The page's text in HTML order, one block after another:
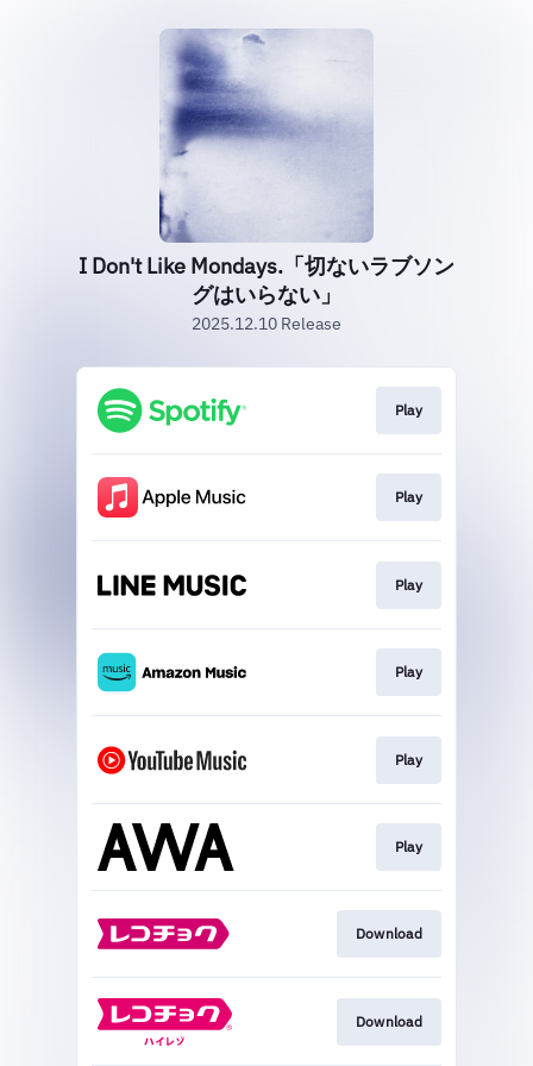
I Don't Like Mondays.「切ないラブソン
グはいらない」
2025.12.10 Release
Play
Play
Play
Play
Play
Play
Download
Download